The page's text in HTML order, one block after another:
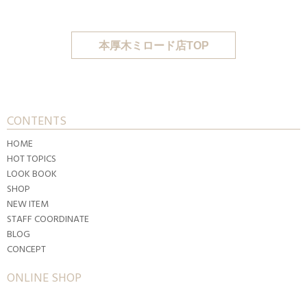
本厚木ミロード店TOP
CONTENTS
HOME
HOT TOPICS
LOOK BOOK
SHOP
NEW ITEM
STAFF COORDINATE
BLOG
CONCEPT
ONLINE SHOP